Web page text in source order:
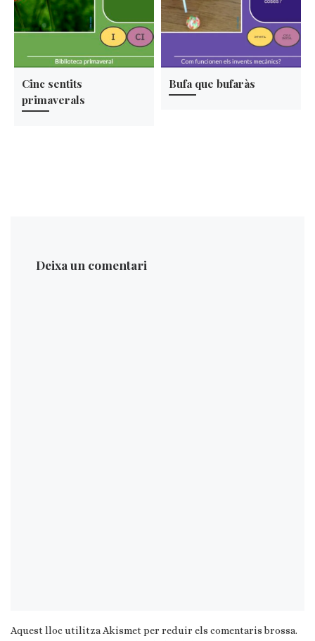
Cinc sentits
primaverals
Bufa que bufaràs
Deixa un comentari
Aquest lloc utilitza Akismet per reduir els comentaris brossa.